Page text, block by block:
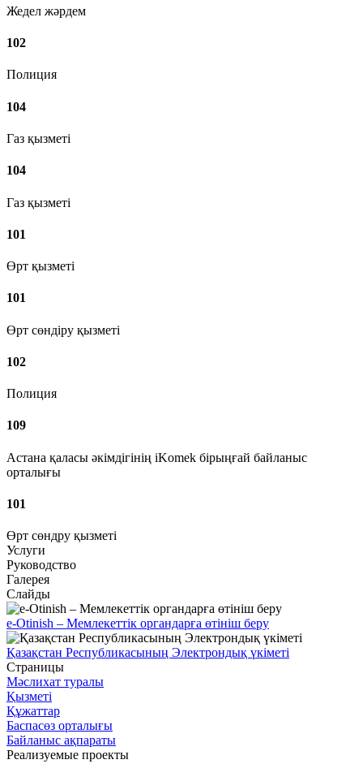
Жедел жәрдем
102
Полиция
104
Газ қызметі
104
Газ қызметі
101
Өрт қызметі
101
Өрт сөндіру қызметі
102
Полиция
109
Астана қаласы әкімдігінің iKomek бірыңғай байланыс
орталығы
101
Өрт сөндру қызметі
Услуги
Руководство
Галерея
Слайды
e-Otinish – Мемлекеттік органдарға өтініш беру
Қазақстан Республикасының Электрондық үкіметі
Страницы
Мәслихат туралы
Қызметі
Құжаттар
Баспасөз орталығы
Байланыс ақпараты
Реализуемые проекты